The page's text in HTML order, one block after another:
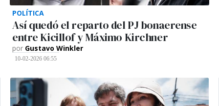
POLÍTICA
Así quedó el reparto del PJ bonaerense
entre Kicillof y Máximo Kirchner
por Gustavo Winkler
10-02-2026 06:55